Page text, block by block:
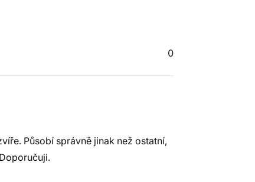
0
Působí správně jinak než ostatní,